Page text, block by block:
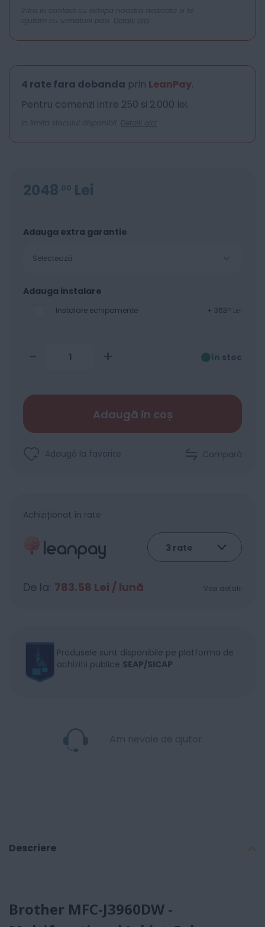
Intra in contact cu echipa noastra dedicata si te
ajutam cu urmatorii pasi. Detalii aici
4 rate fara dobanda prin LeanPay.
Pentru comenzi intre 250 si 2.000 lei.
In limita stocului disponibil. Detalii aici
2048 00 Lei
Adauga extra garantie
Selectează
Adauga instalare
Instalare echipamente + 363 Lei
- + în stoc
Adaugă în coș
Adaugă la favorite Compară
Achiziționat în rate
De la: 783.58 Lei / lună Vezi detalii
Produsele sunt disponibile pe platforma de
achizitii publice SEAP/SICAP
Am nevoie de ajutor
Descriere
Brother MFC-J3960DW -